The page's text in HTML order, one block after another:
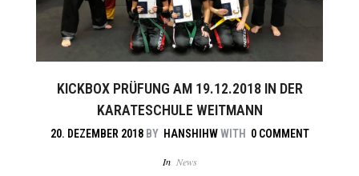
KICKBOX PRÜFUNG AM 19.12.2018 IN DER
KARATESCHULE WEITMANN
20. DEZEMBER 2018 BY HANSHIHW WITH 0 COMMENT
In News